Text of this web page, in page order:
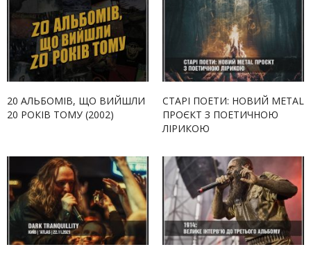
20 АЛЬБОМІВ, ЩО ВИЙШЛИ
20 РОКІВ ТОМУ (2002)
СТАРІ ПОЕТИ: НОВИЙ METAL
ПРОЄКТ З ПОЕТИЧНОЮ
ЛІРИКОЮ